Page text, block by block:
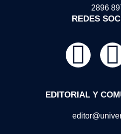
2896
REDES
EDITORIAL Y